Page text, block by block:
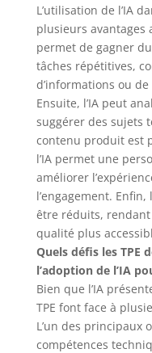
L’utilisation de l’IA
plusieurs avantages
permet de gagner
tâches répétitives,
d’informations ou
Ensuite, l’IA peut
suggérer des sujets
contenu produit est
l’IA permet une
améliorer
l’engagement.
être réduits,
qualité plus
Quels défis les TPE
l’adoption de l’IA
Bien que l’IA
TPE font face à
L’un des principaux
compétences